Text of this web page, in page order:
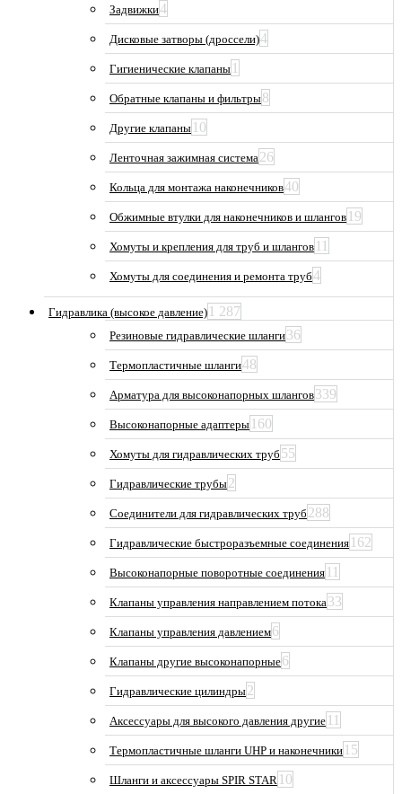
Задвижки4
Дисковые затворы (дроссели)4
Гигиенические клапаны 1
Обратные клапаны и фильтры8
Другие клапаны 10
Ленточная зажимная система26
Кольца для монтажа наконечников40
Обжимные втулки для наконечников и шлангов 19
Хомуты и крепления для труб и шлангов 11
Хомуты для соединения и ремонта труб4
Гидравлика (высокое давление) 1 287
Резиновые гидравлические шланги36
Термопластичные шланги48
Арматура для высоконапорных шлангов339
Высоконапорные адаптеры 160
Хомуты для гидравлических труб 55
Гидравлические трубы2
Соединители для гидравлических труб 288
Гидравлические быстроразъемные соединения 162
Высоконапорные поворотные соединения 11
Клапаны управления направлением потока33
Клапаны управления давлением6
Клапаны другие высоконапорные6
Гидравлические цилиндры2
Аксессуары для высокого давления другие 11
Термопластичные шланги UHP и наконечники 15
Шланги и аксессуары SPIR STAR 10